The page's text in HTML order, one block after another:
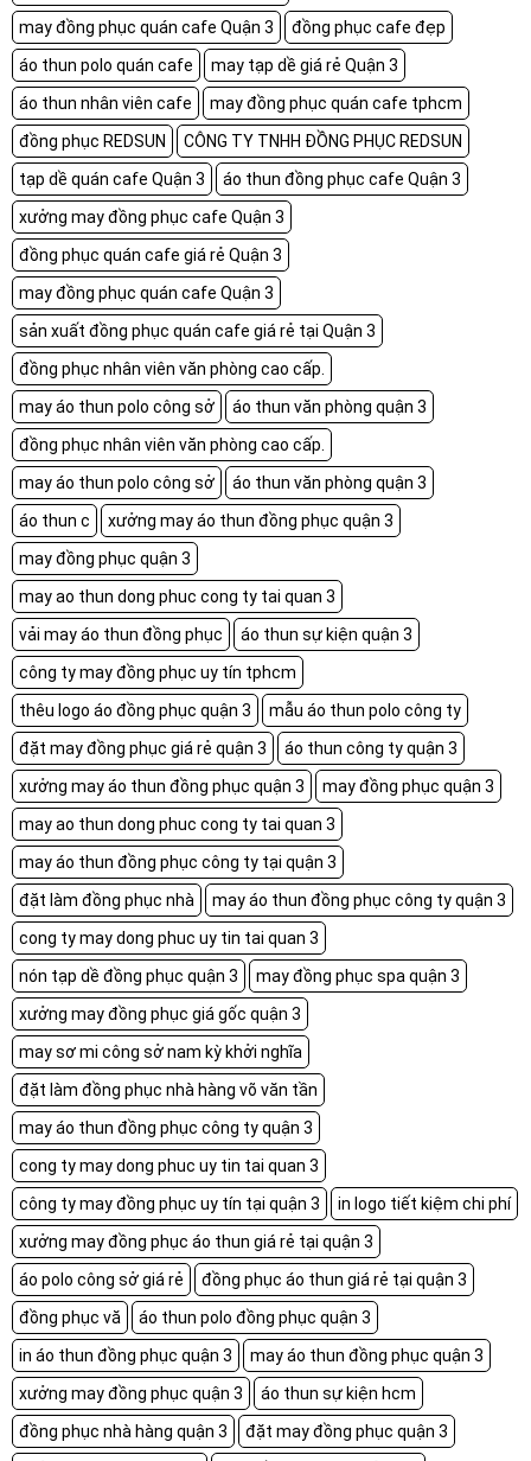
may đồng phục quán cafe Quận 3
đồng phục cafe đẹp
áo thun polo quán cafe
may tạp dề giá rẻ Quận 3
áo thun nhân viên cafe
may đồng phục quán cafe tphcm
đồng phục REDSUN
CÔNG TY TNHH ĐỒNG PHỤC REDSUN
tạp dề quán cafe Quận 3
áo thun đồng phục cafe Quận 3
xưởng may đồng phục cafe Quận 3
đồng phục quán cafe giá rẻ Quận 3
may đồng phục quán cafe Quận 3
sản xuất đồng phục quán cafe giá rẻ tại Quận 3
đồng phục nhân viên văn phòng cao cấp.
may áo thun polo công sở
áo thun văn phòng quận 3
đồng phục nhân viên văn phòng cao cấp.
may áo thun polo công sở
áo thun văn phòng quận 3
áo thun c
xưởng may áo thun đồng phục quận 3
may đồng phục quận 3
may ao thun dong phuc cong ty tai quan 3
vải may áo thun đồng phục
áo thun sự kiện quận 3
công ty may đồng phục uy tín tphcm
thêu logo áo đồng phục quận 3
mẫu áo thun polo công ty
đặt may đồng phục giá rẻ quận 3
áo thun công ty quận 3
xưởng may áo thun đồng phục quận 3
may đồng phục quận 3
may ao thun dong phuc cong ty tai quan 3
may áo thun đồng phục công ty tại quận 3
đặt làm đồng phục nhà
may áo thun đồng phục công ty quận 3
cong ty may dong phuc uy tin tai quan 3
nón tạp dề đồng phục quận 3
may đồng phục spa quận 3
xưởng may đồng phục giá gốc quận 3
may sơ mi công sở nam kỳ khởi nghĩa
đặt làm đồng phục nhà hàng võ văn tần
may áo thun đồng phục công ty quận 3
cong ty may dong phuc uy tin tai quan 3
công ty may đồng phục uy tín tại quận 3
in logo tiết kiệm chi phí
xưởng may đồng phục áo thun giá rẻ tại quận 3
áo polo công sở giá rẻ
đồng phục áo thun giá rẻ tại quận 3
đồng phục vă
áo thun polo đồng phục quận 3
in áo thun đồng phục quận 3
may áo thun đồng phục quận 3
xưởng may đồng phục quận 3
áo thun sự kiện hcm
đồng phục nhà hàng quận 3
đặt may đồng phục quận 3